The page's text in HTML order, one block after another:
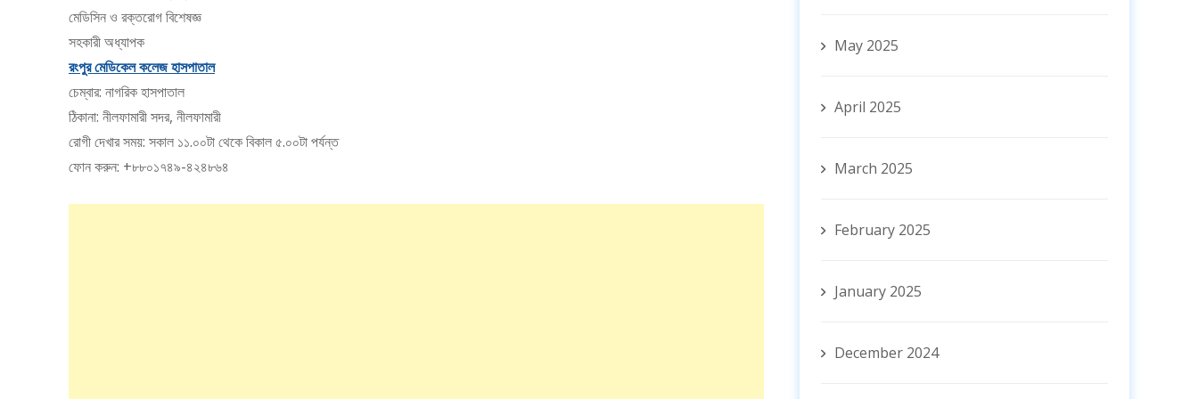
May 2025
April 2025
March 2025
February 2025
January 2025
December 2024
মেডিসিন ও রক্তরোগ বিশেষজ্ঞ
সহকারী অধ্যাপক
রংপুর মেডিকেল কলেজ হাসপাতাল
চেম্বার: নাগরিক হাসপাতাল
ঠিকানা: নীলফামারী সদর, নীলফামারী
রোগী দেখার সময়: সকাল ১১.০০টা থেকে বিকাল ৫.০০টা পর্যন্ত
ফোন করুন: +৮৮০১৭৪৯-৪২৪৮৬৪